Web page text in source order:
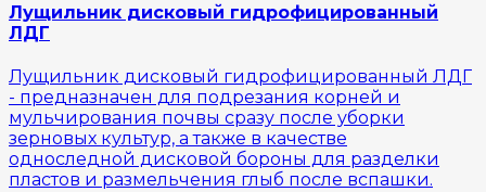
Лущильник дисковый гидрофицированный
ЛДГ
Лущильник дисковый гидрофицированный ЛДГ
- предназначен для подрезания корней и
мульчирования почвы сразу после уборки
зерновых культур, а также в качестве
односледной дисковой бороны для разделки
пластов и размельчения глыб после вспашки.